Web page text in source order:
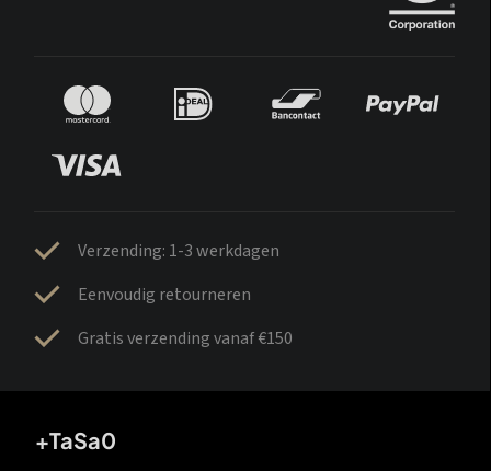
Verzending: 1-3 werkdagen
Eenvoudig retourneren
Gratis verzending vanaf €150
+TaSa0